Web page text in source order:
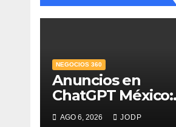
NEGOCIOS 360
Anuncios en
ChatGPT México:
¿quién los verá y
AGO 6, 2026 JODP